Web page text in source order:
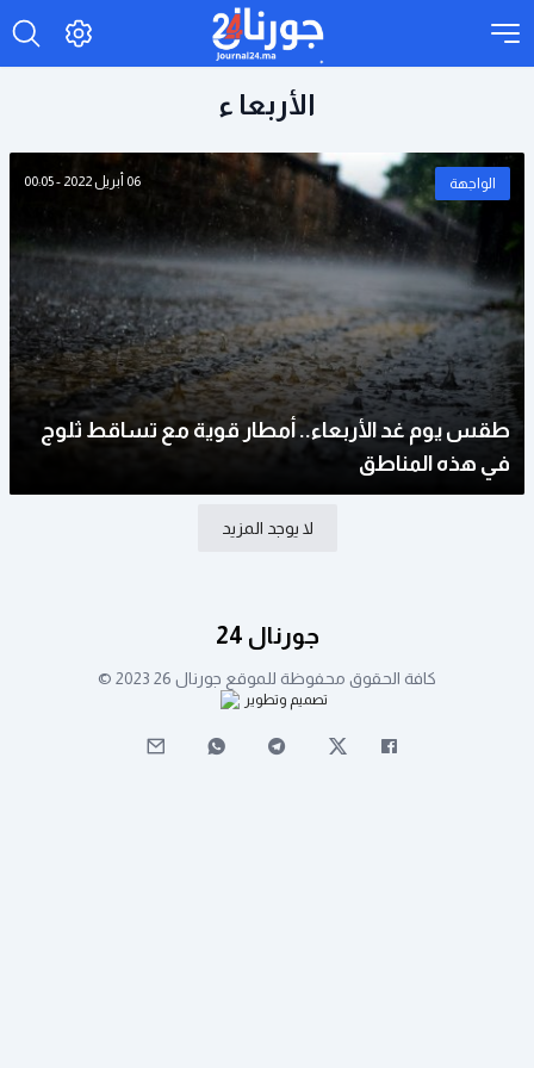
الأربعا ء
الواجهة 06 أبريل 2022 - 00:05
طقس يوم غد الأربعاء.. أمطار قوية مع تساقط ثلوج
في هذه المناطق
لا يوجد المزيد
جورنال 24
كافة الحقوق محفوظة للموقع جورنال 26 2023 ©
تصميم وتطوير